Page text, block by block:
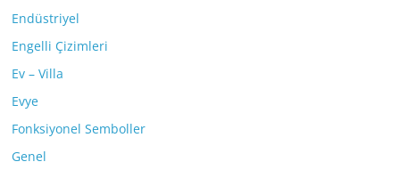
Endüstriyel
Engelli Çizimleri
Ev – Villa
Evye
Fonksiyonel Semboller
Genel